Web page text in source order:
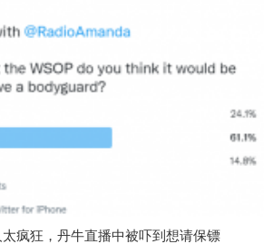
太疯狂，丹牛直播中被吓到想请保镖